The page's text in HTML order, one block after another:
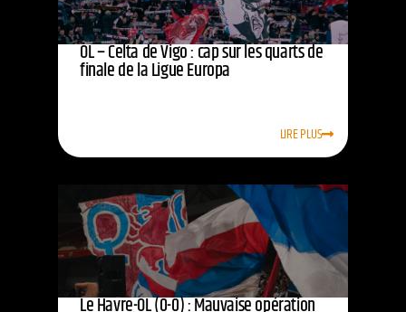
OL – Celta de Vigo : cap sur les quarts de
finale de la Ligue Europa
LIRE PLUS
Le Havre-OL (0-0) : Mauvaise opération